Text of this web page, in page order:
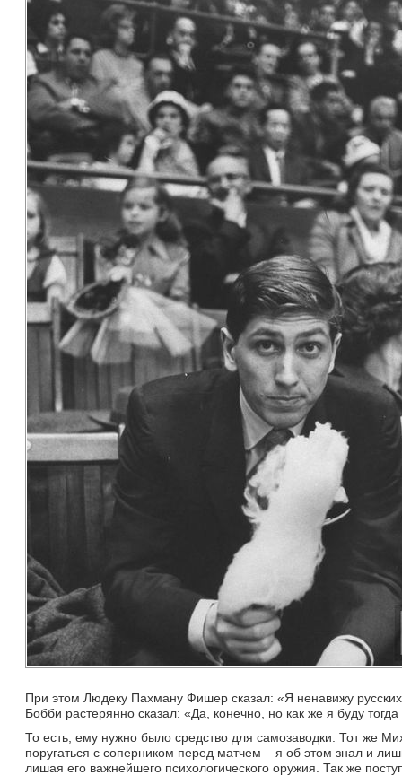
При этом Людеку Пахману Фишер сказал: «Я ненавижу
Бобби растерянно сказал: «Да, конечно, но как же я буду
То есть, ему нужно было средство для самозаводки. Тот же
поругаться с соперником перед матчем – я об этом знал и
лишая его важнейшего психологического оружия. Так же